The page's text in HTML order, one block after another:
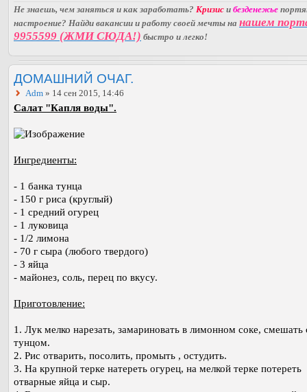
Не знаешь, чем заняться и как заработать? Кризис и безденежье
настроение? Найди вакансии и работу своей мечты на нашем
9955599 (ЖМИ СЮДА!) быстро и легко!
ДОМАШНИЙ ОЧАГ.
Adm » 14 сен 2015, 14:46
Салат "Капля воды".
Ингредиенты:
- 1 банка тунца
- 150 г риса (круглый)
- 1 средний огурец
- 1 луковица
- 1/2 лимона
- 70 г сыра (любого твердого)
- 3 яйца
- майонез, соль, перец по вкусу.
Приготовление:
1. Лук мелко нарезать, замариновать в лимонном соке, смешать
тунцом.
2. Рис отварить, посолить, промыть , остудить.
3. На крупной терке натереть огурец, на мелкой терке потереть
отварные яйца и сыр.